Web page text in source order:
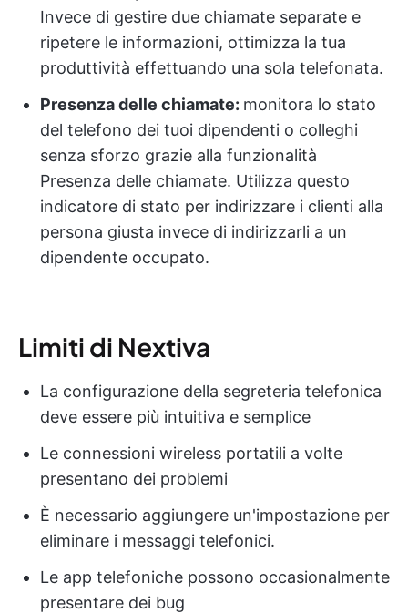
Invece di gestire due chiamate separate e
ripetere le informazioni, ottimizza la tua
produttività effettuando una sola telefonata.
Presenza delle chiamate: monitora lo stato
del telefono dei tuoi dipendenti o colleghi
senza sforzo grazie alla funzionalità
Presenza delle chiamate. Utilizza questo
indicatore di stato per indirizzare i clienti alla
persona giusta invece di indirizzarli a un
dipendente occupato.
Limiti di Nextiva
La configurazione della segreteria telefonica
deve essere più intuitiva e semplice
Le connessioni wireless portatili a volte
presentano dei problemi
È necessario aggiungere un'impostazione per
eliminare i messaggi telefonici.
Le app telefoniche possono occasionalmente
presentare dei bug